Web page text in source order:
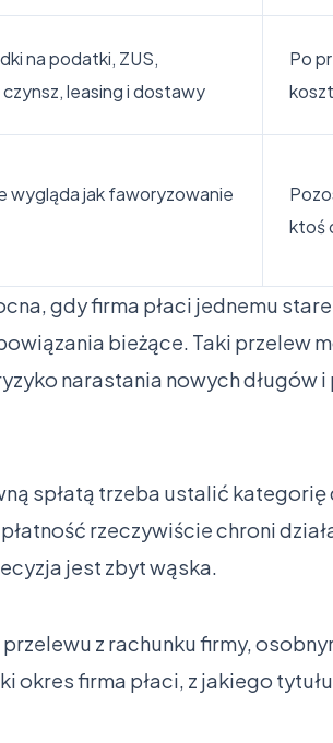
na podatki, ZUS,
leasing i dostawy
Po
wygląda jak faworyzowanie
ktoś
gdy firma płaci jednemu
bieżące. Taki przelew
narastania nowych długów
spłatą trzeba ustalić kategorię
rzeczywiście chroni
jest zbyt wąska.
z rachunku firmy,
okres firma płaci, z jakiego